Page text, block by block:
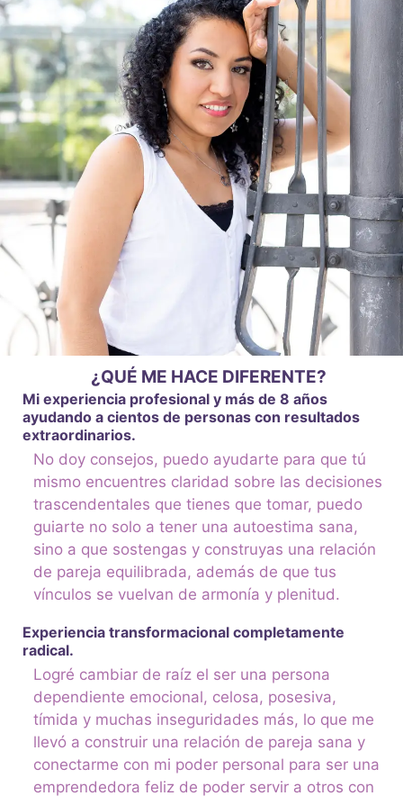
¿QUÉ ME HACE DIFERENTE?
Mi experiencia profesional y más de 8 años
ayudando a cientos de personas con resultados
extraordinarios.
No doy consejos, puedo ayudarte para que tú
mismo encuentres claridad sobre las decisiones
trascendentales que tienes que tomar, puedo
guiarte no solo a tener una autoestima sana,
sino a que sostengas y construyas una relación
de pareja equilibrada, además de que tus
vínculos se vuelvan de armonía y plenitud.
Experiencia transformacional completamente
radical.
Logré cambiar de raíz el ser una persona
dependiente emocional, celosa, posesiva,
tímida y muchas inseguridades más, lo que me
llevó a construir una relación de pareja sana y
conectarme con mi poder personal para ser una
emprendedora feliz de poder servir a otros con